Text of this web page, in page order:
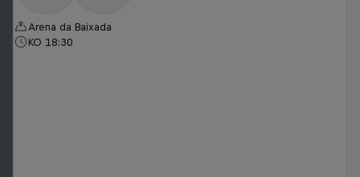
Arena da Baixada
KO 18:30